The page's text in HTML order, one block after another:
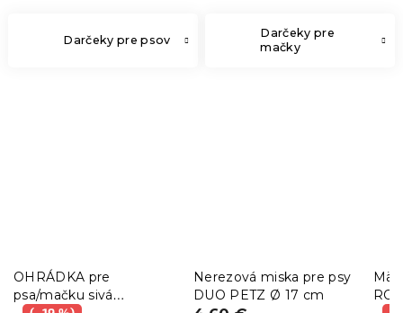
Darčeky pre psov
Darčeky pre
mačky
OHRÁDKA pre
psa/mačku sivá
Nerezová miska pre psy
DUO PETZ Ø 17 cm